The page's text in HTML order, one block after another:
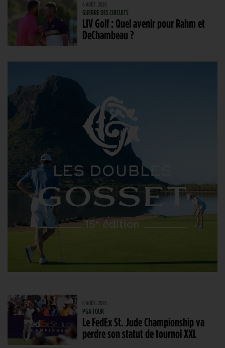
6 AOÛT. 2026
GUERRE DES CIRCUITS
LIV Golf : Quel avenir pour Rahm et
DeChambeau ?
6 AOÛT. 2026
PGA TOUR
Le FedEx St. Jude Championship va
perdre son statut de tournoi XXL